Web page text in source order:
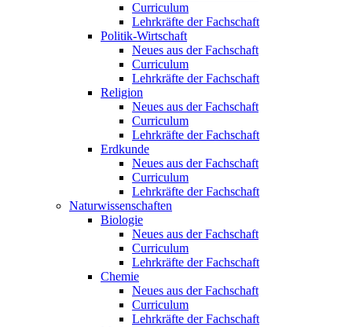
Curriculum
Lehrkräfte der Fachschaft
Politik-Wirtschaft
Neues aus der Fachschaft
Curriculum
Lehrkräfte der Fachschaft
Religion
Neues aus der Fachschaft
Curriculum
Lehrkräfte der Fachschaft
Erdkunde
Neues aus der Fachschaft
Curriculum
Lehrkräfte der Fachschaft
Naturwissenschaften
Biologie
Neues aus der Fachschaft
Curriculum
Lehrkräfte der Fachschaft
Chemie
Neues aus der Fachschaft
Curriculum
Lehrkräfte der Fachschaft